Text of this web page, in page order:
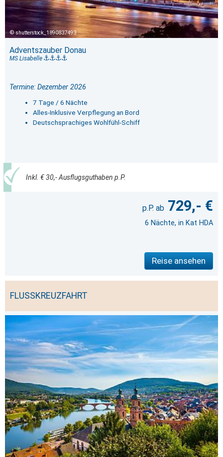
shutterstock_1890837493
Adventszauber Donau
MS Lisabelle
Termine: Dezember 2026
7 Tage / 6 Nächte
Alles-Inklusive Verpflegung an Bord
Deutschsprachiges Wohlfühl-Schiff
Inkl. € 30,- Ausflugsguthaben p.P.
729,- €
6 Nächte, in Kat HDA
Reise ansehen
FLUSSKREUZFAHRT